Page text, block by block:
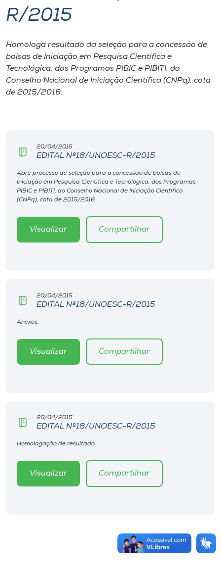
I.nova
Diplomados
Cultura
Editora
Rádio
Museu
o idioma
R/2015
Homologa resultado da seleção para a concessão de
bolsas de Iniciação em Pesquisa Científica e
Tecnológica, dos Programas PIBIC e PIBITI, do
Conselho Nacional de Iniciação Científica (CNPq), cota
de 2015/2016.
20/04/2015
EDITAL Nº18/UNOESC-R/2015
Abre processo de seleção para a concessão de bolsas de
Iniciação em Pesquisa Científica e Tecnológica, dos Programas
PIBIC e PIBITI, do Conselho Nacional de Iniciação Científica
(CNPq), cota de 2015/2016.
Visualizar Compartilhar
20/04/2015
EDITAL Nº18/UNOESC-R/2015
Anexos.
Visualizar Compartilhar
20/04/2015
EDITAL Nº18/UNOESC-R/2015
Homologação de resultado.
Visualizar Compartilhar